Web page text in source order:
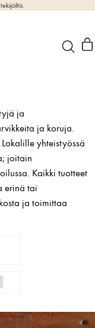
ja
ja koruja.
yhteistyössä
joitain
Kaikki tuotteet
erinä tai
ja toimittaa